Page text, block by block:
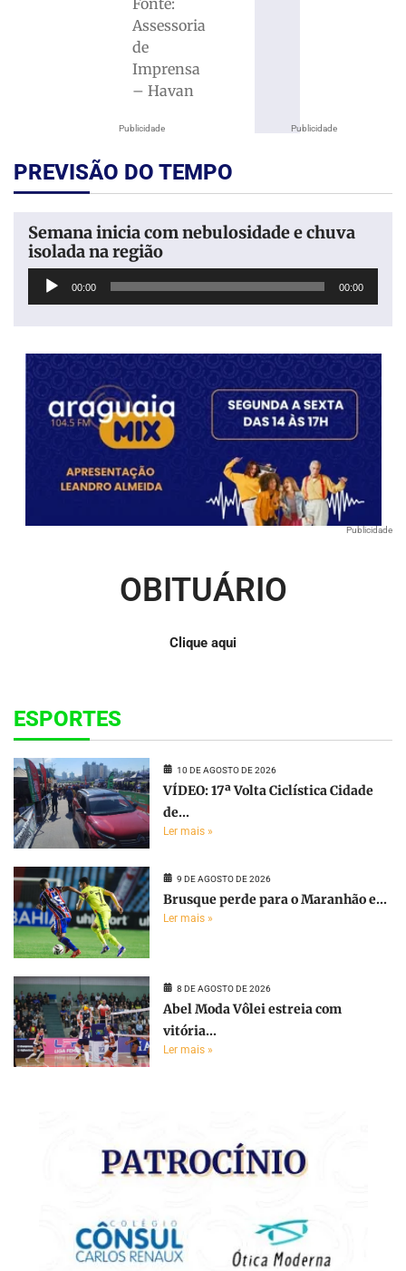
Publicidade
Fonte:
Assessoria
de
Imprensa
– Havan
Publicidade
PREVISÃO DO TEMPO
Semana inicia com nebulosidade e chuva
isolada na região
Tocador
00:00 00:00
Publicidade
OBITUÁRIO
Clique aqui
ESPORTES
10 DE AGOSTO DE 2026
VÍDEO: 17ª Volta Ciclística Cidade
de...
Ler mais »
9 DE AGOSTO DE 2026
Brusque perde para o Maranhão e...
Ler mais »
8 DE AGOSTO DE 2026
Abel Moda Vôlei estreia com
vitória...
Ler mais »